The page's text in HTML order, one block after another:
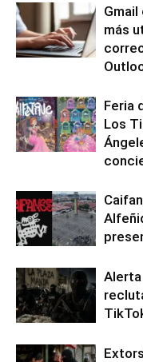
más
Feria
Los